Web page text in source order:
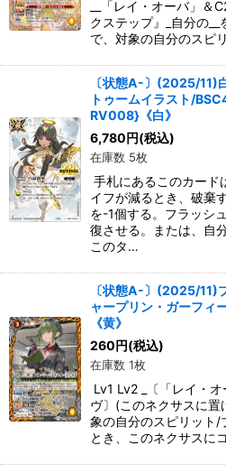
__「レイ・オーバ」＆
クステップ』_自分の
で、対象の自分のスピ
〔状態A-〕(2025/11)
トゥームイラスト/
RV008}《白》
6,780 円(税込)
在庫数 5枚
手札にあるこのカード
イフが減るとき、破棄
を-1個する。フラッシ
復させる。または、自
このタ…
〔状態A-〕(2025/11)
ャープリン・ガーフ
《黄》
260 円(税込)
在庫数 1枚
Lv1 Lv2 _〔「レイ・
ヴ〕(このネクサスに
象の自分のスピリット/
とき、このネクサス